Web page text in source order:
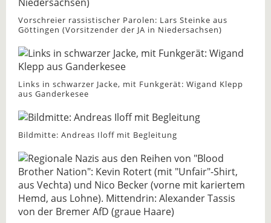
Vorschreier rassistischer Parolen: Lars Steinke aus
Göttingen (Vorsitzender der JA in Niedersachsen)
Links in schwarzer Jacke, mit Funkgerät: Wigand Klepp
aus Ganderkesee
Bildmitte: Andreas Iloff mit Begleitung